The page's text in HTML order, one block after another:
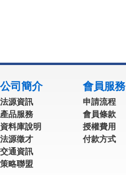
公司簡介
法源資訊
產品服務
資料庫說明
法源徵才
交通資訊
策略聯盟
會員服務
申請流程
會員條款
授權費用
付款方式